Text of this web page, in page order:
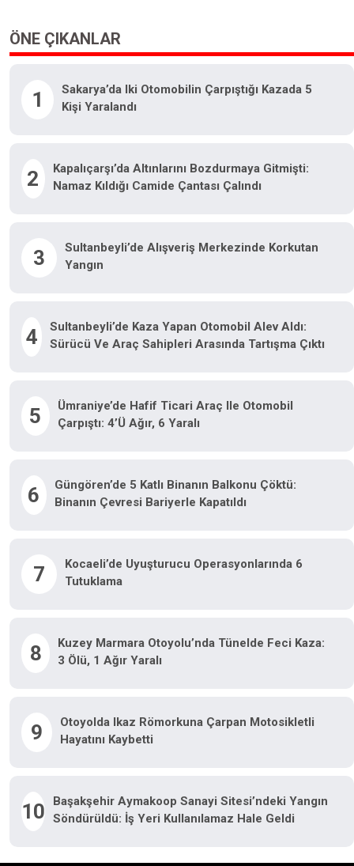
ÖNE ÇIKANLAR
1
Sakarya’da Iki Otomobilin Çarpıştığı Kazada 5
Kişi Yaralandı
2
Kapalıçarşı’da Altınlarını Bozdurmaya Gitmişti:
Namaz Kıldığı Camide Çantası Çalındı
3
Sultanbeyli’de Alışveriş Merkezinde Korkutan
Yangın
4
Sultanbeyli’de Kaza Yapan Otomobil Alev Aldı:
Sürücü Ve Araç Sahipleri Arasında Tartışma Çıktı
5
Ümraniye’de Hafif Ticari Araç Ile Otomobil
Çarpıştı: 4’ü Ağır, 6 Yaralı
6
Güngören’de 5 Katlı Binanın Balkonu Çöktü:
Binanın Çevresi Bariyerle Kapatıldı
7
Kocaeli’de Uyuşturucu Operasyonlarında 6
Tutuklama
8
Kuzey Marmara Otoyolu’nda Tünelde Feci Kaza:
3 Ölü, 1 Ağır Yaralı
9
Otoyolda Ikaz Römorkuna Çarpan Motosikletli
Hayatını Kaybetti
10
Başakşehir Aymakoop Sanayi Sitesi’ndeki Yangın
Söndürüldü: İş Yeri Kullanılamaz Hale Geldi